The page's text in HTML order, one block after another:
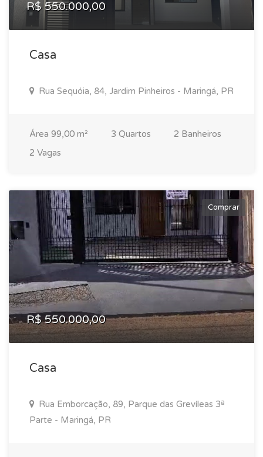
R$ 550.000,00
Casa
Rua Sequóia, 84, Jardim Pinheiros - Maringá, PR
Área 99,00 m² 3 Quartos
2 Banheiros
2 Vagas
Comprar
R$ 550.000,00
Casa
Rua Emborcação, 89, Parque das Grevíleas 3ª
Parte - Maringá, PR